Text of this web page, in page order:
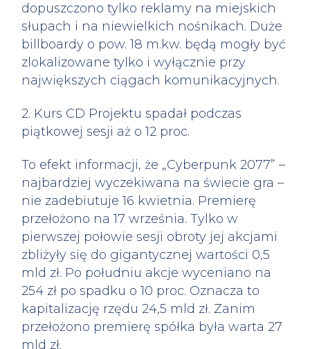
dopuszczono tylko reklamy na miejskich
słupach i na niewielkich nośnikach. Duże
billboardy o pow. 18 m.kw. będą mogły być
zlokalizowane tylko i wyłącznie przy
największych ciągach komunikacyjnych.
2. Kurs CD Projektu spadał podczas
piątkowej sesji aż o 12 proc.
To efekt informacji, że „Cyberpunk 2077” –
najbardziej wyczekiwana na świecie gra –
nie zadebiutuje 16 kwietnia. Premierę
przełożono na 17 września. Tylko w
pierwszej połowie sesji obroty jej akcjami
zbliżyły się do gigantycznej wartości 0,5
mld zł. Po południu akcje wyceniano na
254 zł po spadku o 10 proc. Oznacza to
kapitalizację rzędu 24,5 mld zł. Zanim
przełożono premierę spółka była warta 27
mld zł.